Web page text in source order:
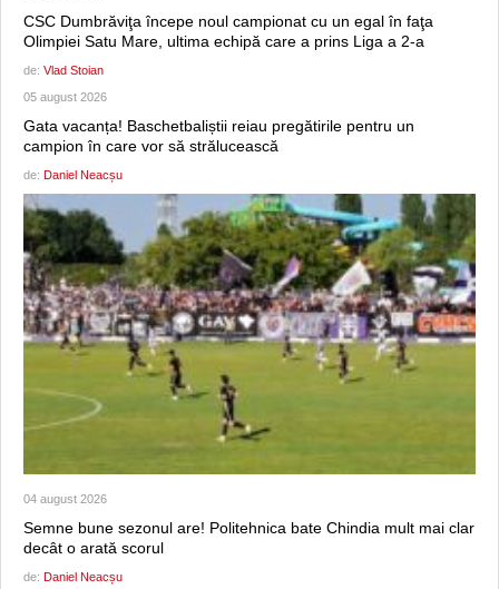
CSC Dumbrăviţa începe noul campionat cu un egal în faţa
Olimpiei Satu Mare, ultima echipă care a prins Liga a 2-a
de: Vlad Stoian
05 august 2026
Gata vacanța! Baschetbaliștii reiau pregătirile pentru un
campion în care vor să strălucească
de: Daniel Neacșu
04 august 2026
Semne bune sezonul are! Politehnica bate Chindia mult mai clar
decât o arată scorul
de: Daniel Neacșu